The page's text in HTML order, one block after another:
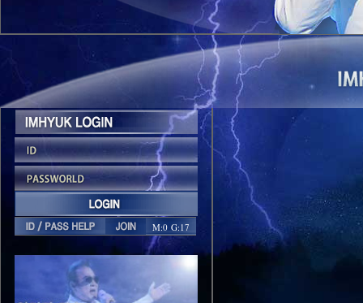
M:0 G:17